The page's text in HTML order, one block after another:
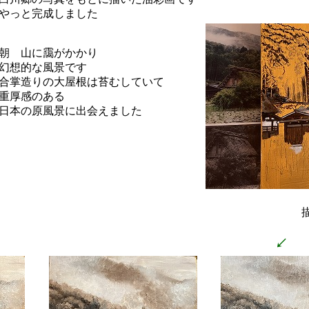
っと完成しました
山に靄がかかり
想的な風景です
掌造りの大屋根は苔むしていて
厚感のある
本の原風景に出会えました
描き
↙